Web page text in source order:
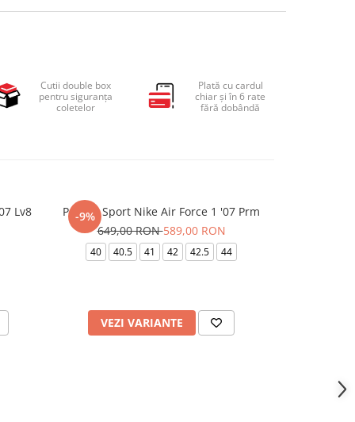
Cutii double box
pentru siguranța
coletelor
Plată cu cardul
chiar și în 6 rate
fără dobândă
Lv8
-9%
Pantofi Sport Nike Air Force 1 '07 Prm
649,00 RON589,00 RON
40 40.5 41 42 42.5 44
VEZI VARIANTE